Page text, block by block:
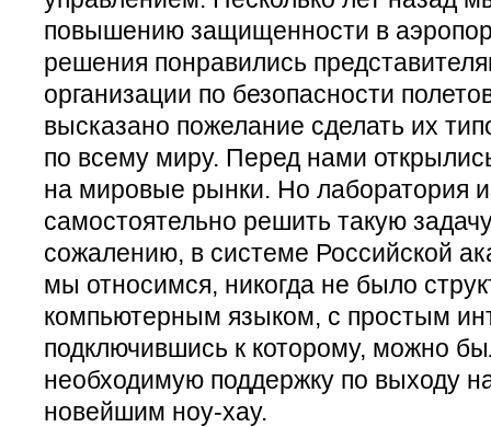
повышению защищенности в
решения понравились
организации по безопасности
высказано пожелание сделать их
по всему миру. Перед нами
на мировые рынки. Но лаборатория
самостоятельно решить такую
сожалению, в системе Российской
мы относимся, никогда не было
компьютерным языком, с простым
подключившись к которому, можно
необходимую поддержку по выходу
новейшим ноу-хау.